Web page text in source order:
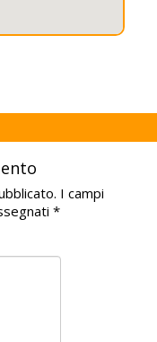
I campi
*